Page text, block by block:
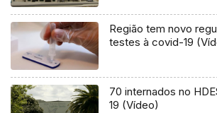
Região tem novo
testes à covid-19
70 internados no
19 (Vídeo)